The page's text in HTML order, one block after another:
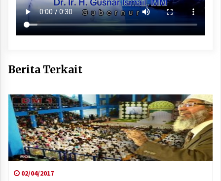
Berita Terkait
02/04/2017